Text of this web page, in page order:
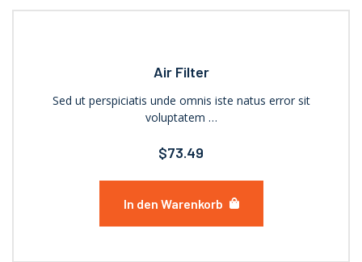
Air Filter
Sed ut perspiciatis unde omnis iste natus error sit
voluptatem …
$73.49
In den Warenkorb